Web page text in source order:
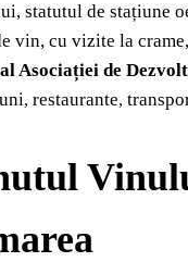
statutul de stațiune
vin, cu vizite la
Asociației de
restaurante,